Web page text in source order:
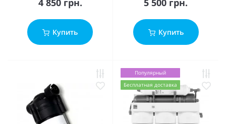
4 850 грн.
Купить
5 500 грн.
Купить
Популярный
Бесплатная доставка